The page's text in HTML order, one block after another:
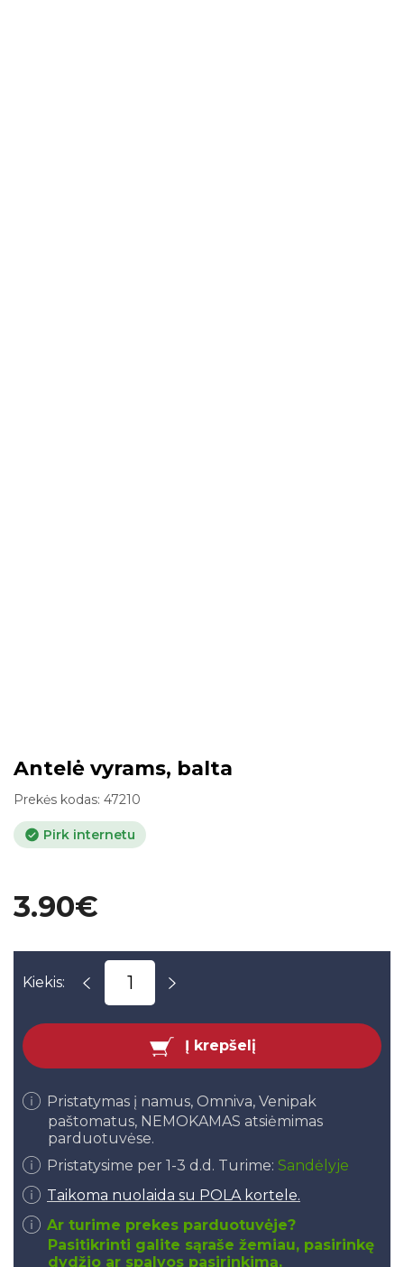
Antelė vyrams, balta
Prekės kodas: 47210
Pirk internetu
3.90€
Kiekis:
Į krepšelį
Pristatymas į namus, Omniva, Venipak
paštomatus, NEMOKAMAS atsiėmimas
parduotuvėse.
Pristatysime per 1-3 d.d. Turime: Sandėlyje
Taikoma nuolaida su POLA kortele.
Ar turime prekes parduotuvėje?
Pasitikrinti galite sąraše žemiau, pasirinkę
dydžio ar spalvos pasirinkimą.